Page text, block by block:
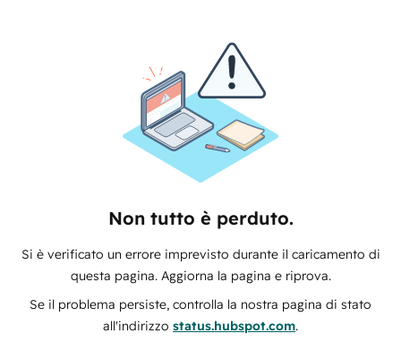
Non tutto è perduto.
Si è verificato un errore imprevisto durante il caricamento di
questa pagina. Aggiorna la pagina e riprova.
Se il problema persiste, controlla la nostra pagina di stato
all'indirizzo status.hubspot.com.